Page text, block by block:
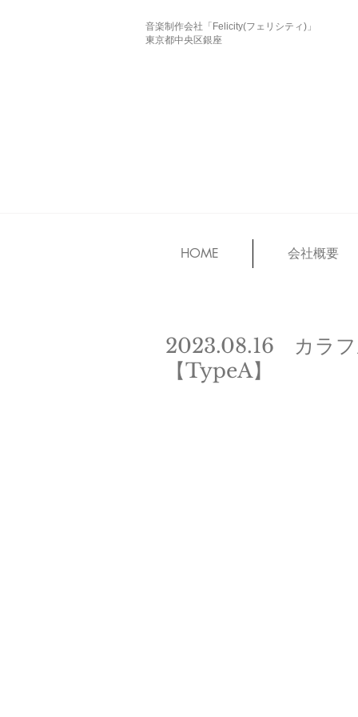
音楽制作会社「Felicity(フェリシティ)」
東京都中央区銀座
HOME 会社概要
2023.08.16 カラフ
【TypeA】